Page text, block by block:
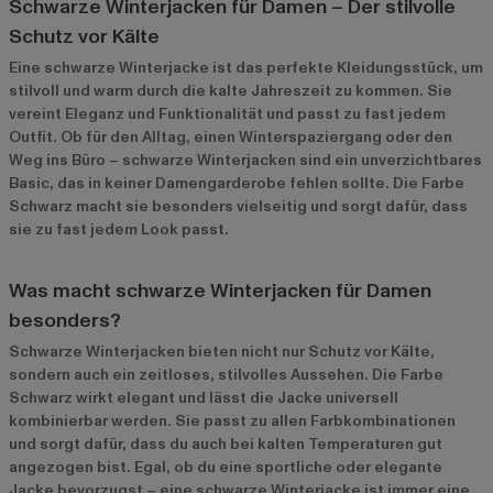
Schwarze Winterjacken für Damen – Der stilvolle
Schutz vor Kälte
Eine schwarze Winterjacke ist das perfekte Kleidungsstück, um
stilvoll und warm durch die kalte Jahreszeit zu kommen. Sie
vereint Eleganz und Funktionalität und passt zu fast jedem
Outfit. Ob für den Alltag, einen Winterspaziergang oder den
Weg ins Büro – schwarze Winterjacken sind ein unverzichtbares
Basic, das in keiner Damengarderobe fehlen sollte. Die Farbe
Schwarz macht sie besonders vielseitig und sorgt dafür, dass
sie zu fast jedem Look passt.
Was macht schwarze Winterjacken für Damen
besonders?
Schwarze Winterjacken bieten nicht nur Schutz vor Kälte,
sondern auch ein zeitloses, stilvolles Aussehen. Die Farbe
Schwarz wirkt elegant und lässt die Jacke universell
kombinierbar werden. Sie passt zu allen Farbkombinationen
und sorgt dafür, dass du auch bei kalten Temperaturen gut
angezogen bist. Egal, ob du eine sportliche oder elegante